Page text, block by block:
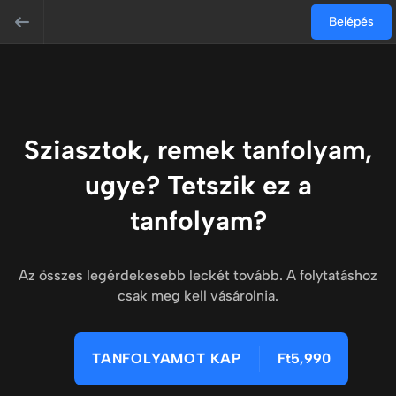
Belépés
Sziasztok, remek tanfolyam,
ugye? Tetszik ez a
tanfolyam?
Az összes legérdekesebb leckét tovább. A folytatáshoz
csak meg kell vásárolnia.
TANFOLYAMOT KAP Ft5,990